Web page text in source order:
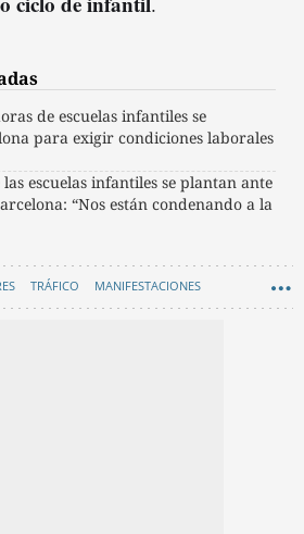
de escuelas infantiles se
para exigir condiciones laborales
escuelas infantiles se plantan ante
“Nos están condenando a la
TRÁFICO MANIFESTACIONES